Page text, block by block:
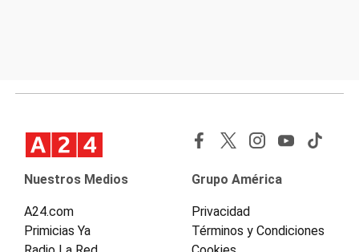
Nuestros Medios
A24.com
Primicias Ya
Grupo América
Privacidad
Términos y Condiciones